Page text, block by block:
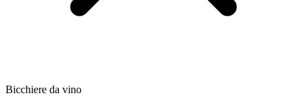
Bicchiere da vino